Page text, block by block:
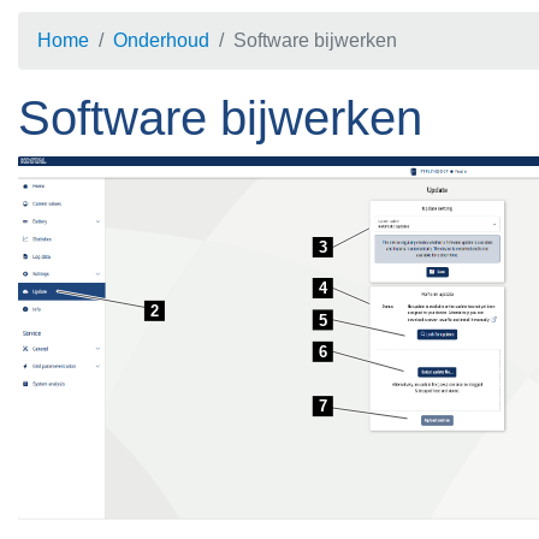
Home Onderhoud Software bijwerken
Software bijwerken
2
3
5
6
4
7